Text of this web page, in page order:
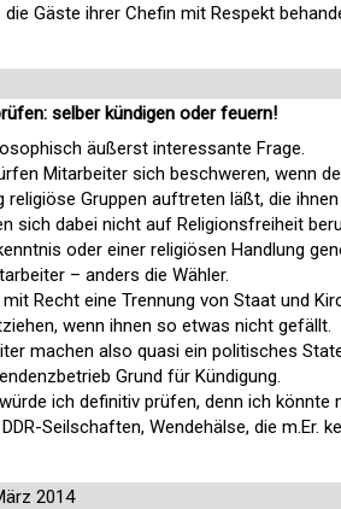
Gäste ihrer Chefin mit Respekt
selber kündigen oder feuern!
äußerst interessante Frage.
Mitarbeiter sich beschweren, wenn
religiöse Gruppen auftreten läßt, die
sich dabei nicht auf Religionsfreiheit
oder einer religiösen Handlung
– anders die Wähler.
Recht eine Trennung von Staat und
wenn ihnen so etwas nicht gefällt.
machen also quasi ein politisches
Grund für Kündigung.
ich definitiv prüfen, denn ich könnte
Seilschaften, Wendehälse, die m.Er.
2014